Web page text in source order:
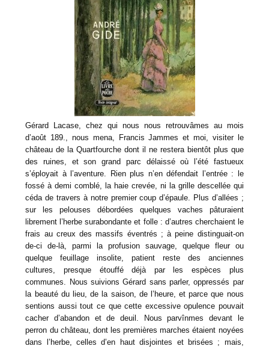
Gérard Lacase, chez qui nous nous retrouvâmes au mois
d’août 189., nous mena, Francis Jammes et moi, visiter le
château de la Quartfourche dont il ne restera bientôt plus que
des ruines, et son grand parc délaissé où l’été fastueux
s’éployait à l’aventure. Rien plus n’en défendait l’entrée : le
fossé à demi comblé, la haie crevée, ni la grille descellée qui
céda de travers à notre premier coup d’épaule. Plus d’allées ;
sur les pelouses débordées quelques vaches pâturaient
librement l’herbe surabondante et folle : d’autres cherchaient le
frais au creux des massifs éventrés ; à peine distinguait-on
de-ci de-là, parmi la profusion sauvage, quelque fleur ou
quelque feuillage insolite, patient reste des anciennes
cultures, presque étouffé déjà par les espèces plus
communes. Nous suivions Gérard sans parler, oppressés par
la beauté du lieu, de la saison, de l’heure, et parce que nous
sentions aussi tout ce que cette excessive opulence pouvait
cacher d’abandon et de deuil. Nous parvînmes devant le
perron du château, dont les premières marches étaient noyées
dans l’herbe, celles d’en haut disjointes et brisées ; mais,